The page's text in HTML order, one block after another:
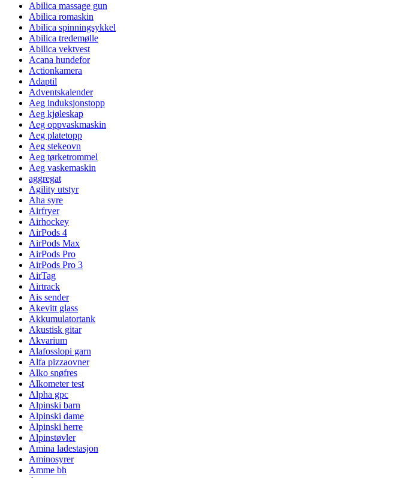
Abilica massage gun
Abilica romaskin
Abilica spinningsykkel
Abilica tredemølle
Abilica vektvest
Acana hundefor
Actionkamera
Adaptil
Adventskalender
Aeg induksjonstopp
Aeg kjøleskap
Aeg oppvaskmaskin
Aeg platetopp
Aeg stekeovn
Aeg tørketrommel
Aeg vaskemaskin
aggregat
Agility utstyr
Aha syre
Airfryer
Airhockey
AirPods 4
AirPods Max
AirPods Pro
AirPods Pro 3
AirTag
Airtrack
Ais sender
Akevitt glass
Akkumulatortank
Akustisk gitar
Akvarium
Alafosslopi garn
Alfa pizzaovner
Alko snøfres
Alkometer test
Alpha gpc
Alpinski barn
Alpinski dame
Alpinski herre
Alpinstøvler
Amina ladestasjon
Aminosyrer
Amme bh